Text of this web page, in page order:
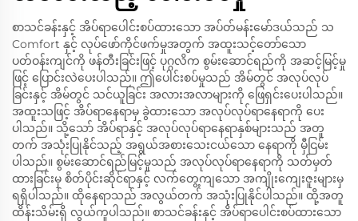
စာသင်ခန်းနှင့် အိပ်ရာပေါင်းစပ်ထားသော အပ်တ်မန်းမော်ဒယ်သည် သ
Comfort နှင့် လုပ်ဖော်ကိုင်ဖက်မှုအတွက် အထူးသင့်တော်သော
ပတ်ဝန်းကျင်ကို ဖန်တီးခြင်းဖြင့် ပုဂ္ဂလိက စွမ်းဆောင်ရည်ကို အဆင့်မြင့်မှု
ဖြင့် ပြောင်းလဲပေးပါသည်။ ဤပေါင်းစပ်မှုသည် အိမ်တွင် အလုပ်လုပ်
ခြင်းနှင့် အိမ်တွင် သင်ယူခြင်း အလားအလာများကို ဖြေရှင်းပေးပါသည်။
အထူးသဖြင့် အိပ်ရာနေရာမှ ခွဲထားသော အလုပ်လုပ်ရာနေရာကို ပေး
ပါသည်။ သို့သော် အိပ်ရာနှင့် အလုပ်လုပ်ရာနေရာနှစ်များသည် အတူ
တက် အသုံးပြုနိုင်သည့် အရွယ်အစားသေးငယ်သော နေရာကို မှီငြမ်း
ပါသည်။ စွမ်းဆောင်ရည်မြင့်မှုသည် အလုပ်လုပ်ရာနေရာကို သတ်မှတ်
ထားခြင်းမှ စိတ်ပိုင်းဆိုင်ရာနှင့် လက်တွေ့ကျသော အကျိုးကျေးဇူးများမှ
ရရှိပါသည်။ ထိုနေရာသည် အလွယ်တက် အသုံးပြုနိုင်ပါသည်။ ထို့အတူ
ထိန်းသိမ်းရှိ လွယ်ကူပါသည်။ စာသင်ခန်းနှင့် အိပ်ရာပေါင်းစပ်ထားသော